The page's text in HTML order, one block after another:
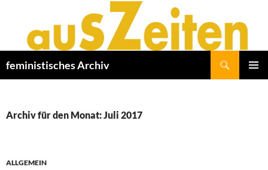
springen
feministisches Archiv
Archiv für den Monat: Juli 2017
ALLGEMEIN